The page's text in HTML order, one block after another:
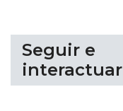
Seguir e
interactuar